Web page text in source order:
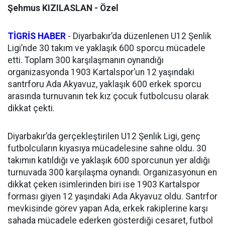
Şehmus KIZILASLAN - Özel
TİGRİS HABER - Diyarbakır’da düzenlenen U12 Şenlik
Ligi’nde 30 takım ve yaklaşık 600 sporcu mücadele
etti. Toplam 300 karşılaşmanın oynandığı
organizasyonda 1903 Kartalspor’un 12 yaşındaki
santrforu Ada Akyavuz, yaklaşık 600 erkek sporcu
arasında turnuvanın tek kız çocuk futbolcusu olarak
dikkat çekti.
Diyarbakır’da gerçekleştirilen U12 Şenlik Ligi, genç
futbolcuların kıyasıya mücadelesine sahne oldu. 30
takımın katıldığı ve yaklaşık 600 sporcunun yer aldığı
turnuvada 300 karşılaşma oynandı. Organizasyonun en
dikkat çeken isimlerinden biri ise 1903 Kartalspor
forması giyen 12 yaşındaki Ada Akyavuz oldu. Santrfor
mevkisinde görev yapan Ada, erkek rakiplerine karşı
sahada mücadele ederken gösterdiği cesaret, futbol